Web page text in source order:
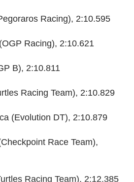
Racing), 2:10.595
Racing), 2:10.621
B), 2:10.811
Racing Team), 2:10.829
(Evolution DT), 2:10.879
Race Team),
Racing Team), 2:12.385